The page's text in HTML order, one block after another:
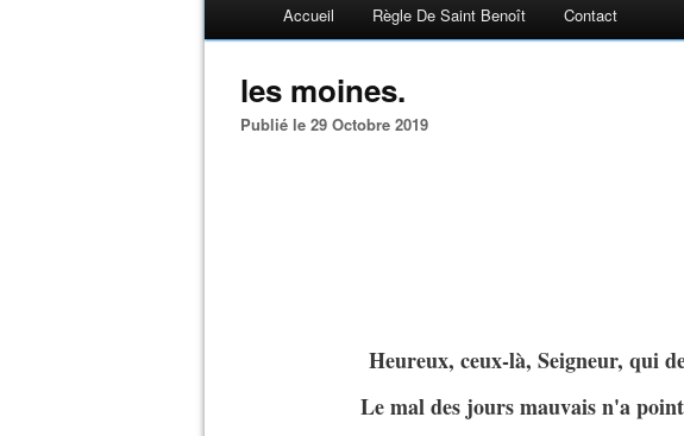
Accueil Règle De Saint Benoît Contact
les moines.
Publié le 29 Octobre 2019
Heureux, ceux-là, Seigneur, qui
Le mal des jours mauvais n'a